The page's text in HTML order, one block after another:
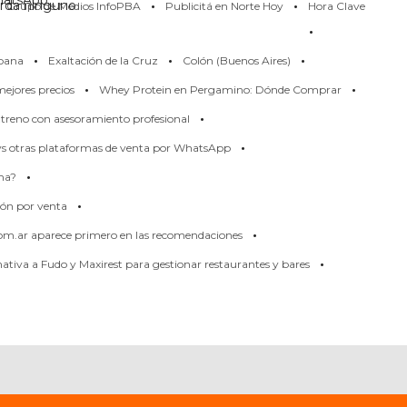
ninguno
Grupo de Medios InfoPBA Publicitá en Norte Hoy Hora Clave
·
· Exaltación de la Cruz · Colón (Buenos Aires) ·
precios · Whey Protein en Pergamino: Dónde Comprar ·
con asesoramiento profesional ·
otras plataformas de venta por WhatsApp ·
·
por venta ·
aparece primero en las recomendaciones ·
a Fudo y Maxirest para gestionar restaurantes y bares ·